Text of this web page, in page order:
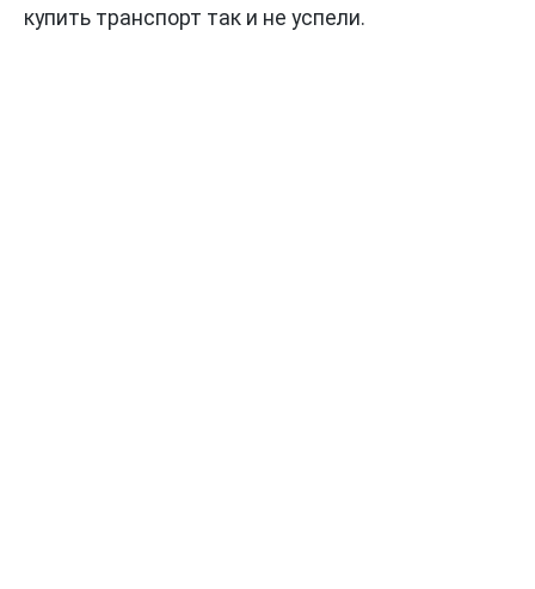
купить транспорт так и не успели.